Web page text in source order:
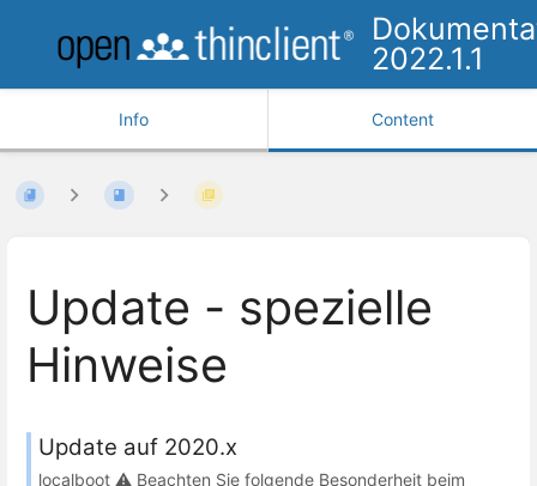
2022.1.1
Info Content
Update - spezielle
Hinweise
Update auf 2020.x
localboot ⚠️ Beachten Sie folgende Besonderheit beim